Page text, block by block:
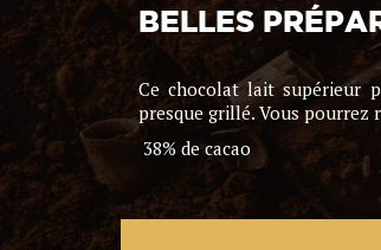
BELLES
Ce chocolat lait supérieur
presque grillé. Vous pourrez
38% de cacao